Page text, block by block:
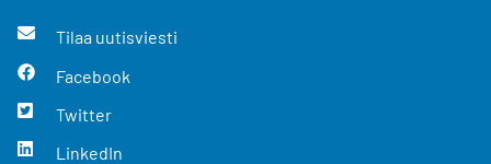
Tilaa uutisviesti
Facebook
Twitter
LinkedIn